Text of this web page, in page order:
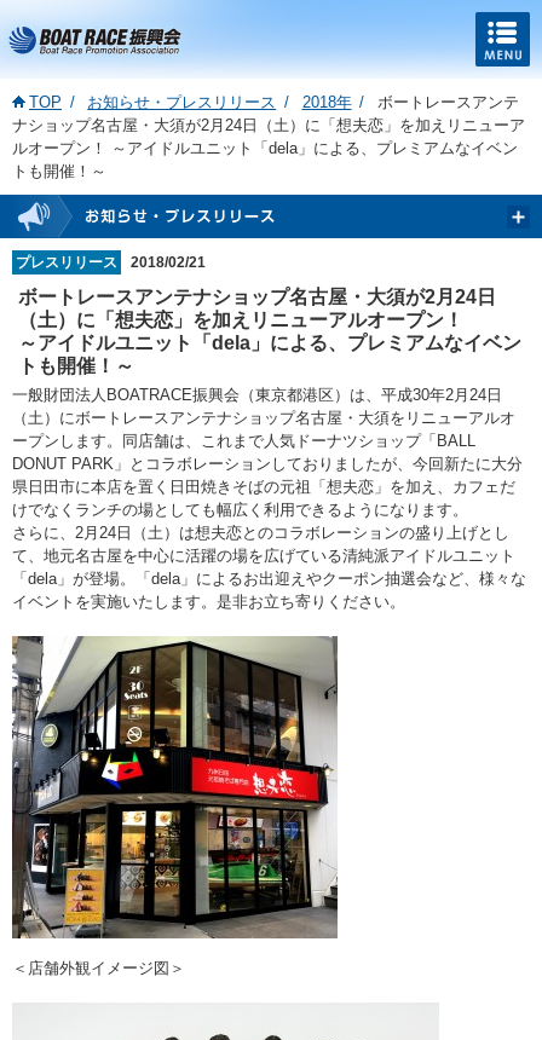
TOP お知らせ・プレスリリース 2018年
ボートレースアンテ
ナショップ名古屋・大須が2月24日（土）に「想夫恋」を加えリニューア
ルオープン！ ～アイドルユニット「dela」による、プレミアムなイベン
トも開催！～
プレスリリース 2018/02/21
ボートレースアンテナショップ名古屋・大須が2月24日
（土）に「想夫恋」を加えリニューアルオープン！
～アイドルユニット「dela」による、プレミアムなイベン
トも開催！～
一般財団法人BOATRACE振興会（東京都港区）は、平成30年2月24日
（土）にボートレースアンテナショップ名古屋・大須をリニューアルオ
ープンします。同店舗は、これまで人気ドーナツショップ「BALL
DONUT PARK」とコラボレーションしておりましたが、今回新たに大分
県日田市に本店を置く日田焼きそばの元祖「想夫恋」を加え、カフェだ
けでなくランチの場としても幅広く利用できるようになります。
さらに、2月24日（土）は想夫恋とのコラボレーションの盛り上げとし
て、地元名古屋を中心に活躍の場を広げている清純派アイドルユニット
「dela」が登場。「dela」によるお出迎えやクーポン抽選会など、様々な
イベントを実施いたします。是非お立ち寄りください。
＜店舗外観イメージ図＞